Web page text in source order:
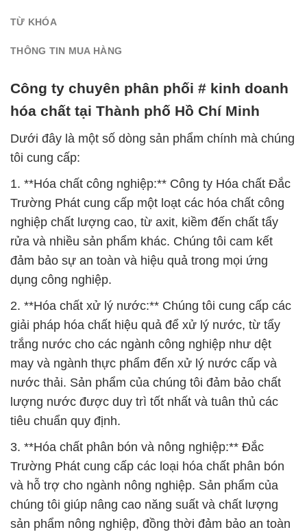
TỪ KHÓA
THÔNG TIN MUA HÀNG
Công ty chuyên phân phối # kinh doanh
hóa chất tại Thành phố Hồ Chí Minh
Dưới đây là một số dòng sản phẩm chính mà chúng
tôi cung cấp:
1. **Hóa chất công nghiệp:** Công ty Hóa chất Đắc
Trường Phát cung cấp một loạt các hóa chất công
nghiệp chất lượng cao, từ axit, kiềm đến chất tẩy
rửa và nhiều sản phẩm khác. Chúng tôi cam kết
đảm bảo sự an toàn và hiệu quả trong mọi ứng
dụng công nghiệp.
2. **Hóa chất xử lý nước:** Chúng tôi cung cấp các
giải pháp hóa chất hiệu quả để xử lý nước, từ tẩy
trắng nước cho các ngành công nghiệp như dệt
may và ngành thực phẩm đến xử lý nước cấp và
nước thải. Sản phẩm của chúng tôi đảm bảo chất
lượng nước được duy trì tốt nhất và tuân thủ các
tiêu chuẩn quy định.
3. **Hóa chất phân bón và nông nghiệp:** Đắc
Trường Phát cung cấp các loại hóa chất phân bón
và hỗ trợ cho ngành nông nghiệp. Sản phẩm của
chúng tôi giúp nâng cao năng suất và chất lượng
sản phẩm nông nghiệp, đồng thời đảm bảo an toàn